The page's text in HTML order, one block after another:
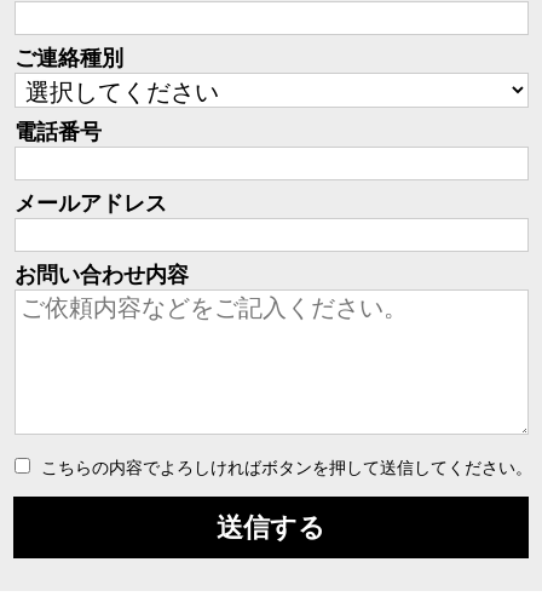
ご連絡種別
電話番号
メールアドレス
お問い合わせ内容
こちらの内容でよろしければボタンを押して送信してください。